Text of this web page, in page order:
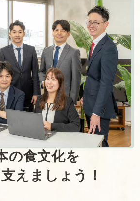
の食文化を
えましょう！